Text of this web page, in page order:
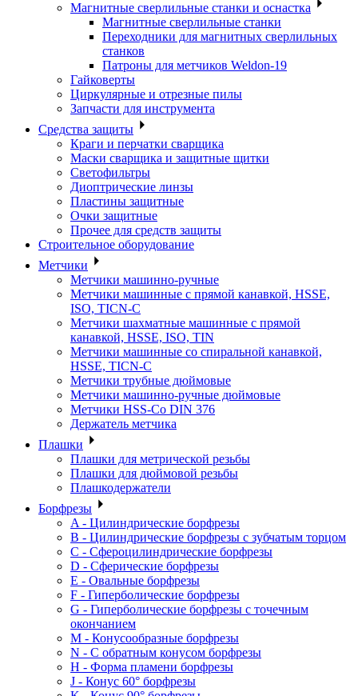
Магнитные сверлильные станки и оснастка
Магнитные сверлильные станки
Переходники для магнитных сверлильных
станков
Патроны для метчиков Weldon-19
Гайковерты
Циркулярные и отрезные пилы
Запчасти для инструмента
Средства защиты
Краги и перчатки сварщика
Маски сварщика и защитные щитки
Светофильтры
Диоптрические линзы
Пластины защитные
Очки защитные
Прочее для средств защиты
Строительное оборудование
Метчики
Метчики машинно-ручные
Метчики машинные с прямой канавкой, HSSE,
ISO, TICN-C
Метчики шахматные машинные с прямой
канавкой, HSSE, ISO, TIN
Метчики машинные со спиральной канавкой,
HSSE, TICN-C
Метчики трубные дюймовые
Метчики машинно-ручные дюймовые
Метчики HSS-Co DIN 376
Держатель метчика
Плашки
Плашки для метрической резьбы
Плашки для дюймовой резьбы
Плашкодержатели
Борфрезы
A - Цилиндрические борфрезы
B - Цилиндрические борфрезы с зубчатым торцом
C - Сфероцилиндрические борфрезы
D - Сферические борфрезы
E - Овальные борфрезы
F - Гиперболические борфрезы
G - Гиперболические борфрезы с точечным
окончанием
M - Конусообразные борфрезы
N - С обратным конусом борфрезы
H - Форма пламени борфрезы
J - Конус 60° борфрезы